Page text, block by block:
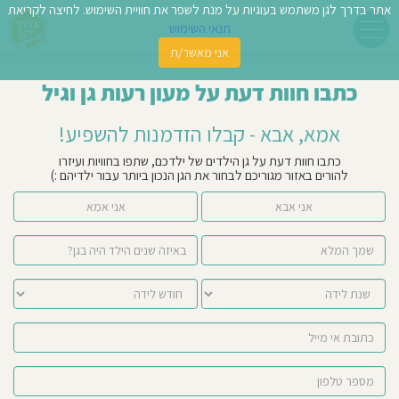
כתבו חוות דעת על מעון רעות גן וגיל
אמא, אבא - קבלו הזדמנות להשפיע!
כתבו חוות דעת על גן הילדים של ילדכם, שתפו בחוויות ועיזרו
להורים באזור מגוריכם לבחור את הגן הנכון ביותר עבור ילדיהם :)
אני אמא אני אבא
אתר בדרך לגן משתמש בעוגיות על מנת לשפר את חוויית השימוש. לחיצה לקריאת
תנאי השימוש
אני מאשר/ת